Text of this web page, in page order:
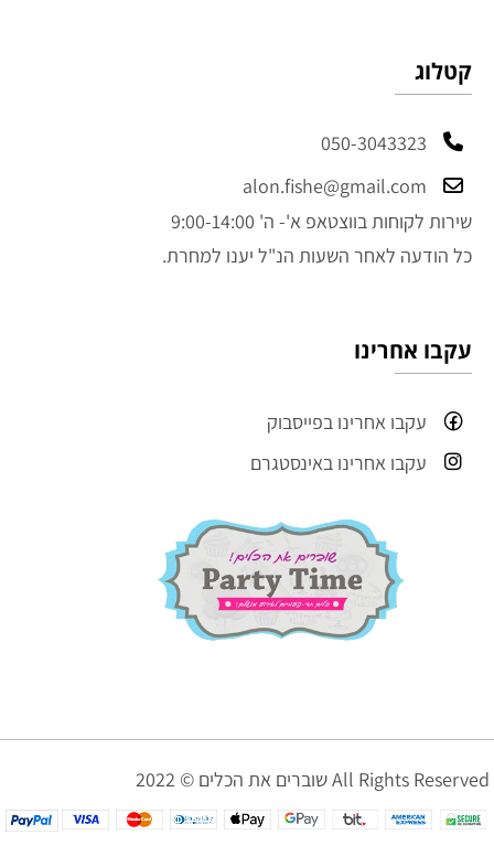
קטלוג
050-3043323
alon.fishe@gmail.com
שירות לקוחות בווצטאפ א'- ה' 9:00-14:00
כל הודעה לאחר השעות הנ"ל יענו למחרת.
עקבו אחרינו
עקבו אחרינו בפייסבוק
עקבו אחרינו באינסטגרם
שוברים את הכלים © 2022 All Rights Reserved